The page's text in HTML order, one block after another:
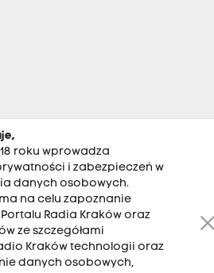
Sport Muzyka Audycje
roku wprowadza
i zabezpieczeń w
danych osobowych.
na celu zapoznanie
Radia Kraków oraz
ze szczegółami
Kraków technologii oraz
danych osobowych,